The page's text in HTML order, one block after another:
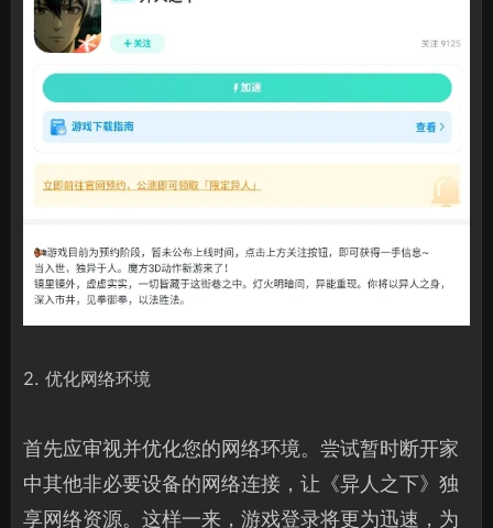
2. 优化网络环境
首先应审视并优化您的网络环境。尝试暂时断开家
中其他非必要设备的网络连接，让《异人之下》独
享网络资源。这样一来，游戏登录将更为迅速，为